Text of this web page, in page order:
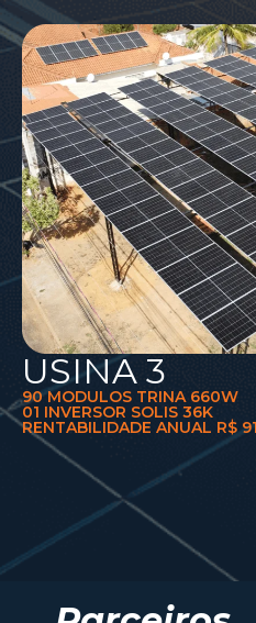
USINA 3
90 MODULOS TRINA 660W
01 INVERSOR SOLIS 36K
RENTABILIDADE ANUAL R$